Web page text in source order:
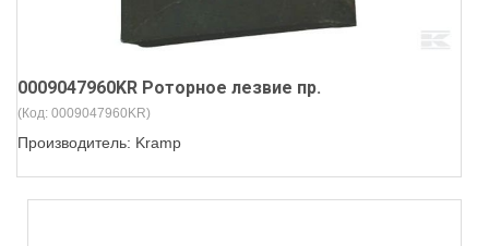
0009047960KR Роторное лезвие пр.
(Код: 0009047960KR)
Производитель: Kramp